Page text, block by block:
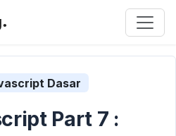
Dasar
Part 7 :